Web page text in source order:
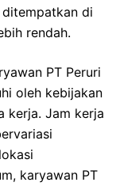
di
rendah.
PT Peruri
oleh kebijakan
kerja. Jam kerja
karyawan PT